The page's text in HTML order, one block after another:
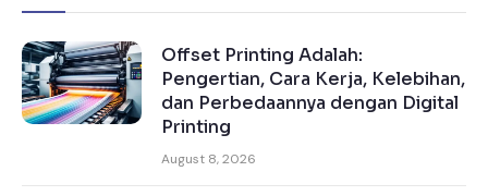
Offset Printing Adalah:
Pengertian, Cara Kerja, Kelebihan,
dan Perbedaannya dengan Digital
Printing
August 8, 2026